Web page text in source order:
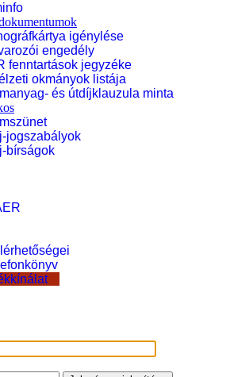
igénylése
engedély
fenntartások jegyzéke
okmányok listája
és útdíjklauzula minta
jogszabályok
bírságok